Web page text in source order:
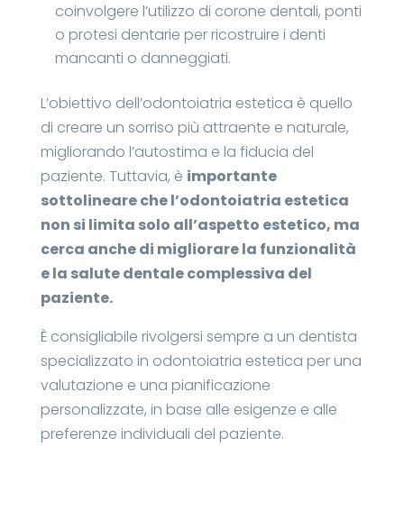
coinvolgere l’utilizzo di corone dentali, ponti
o protesi dentarie per ricostruire i denti
mancanti o danneggiati.
L’obiettivo dell’odontoiatria estetica è quello
di creare un sorriso più attraente e naturale,
migliorando l’autostima e la fiducia del
paziente. Tuttavia, è importante
sottolineare che l’odontoiatria estetica
non si limita solo all’aspetto estetico, ma
cerca anche di migliorare la funzionalità
e la salute dentale complessiva del
paziente.
È consigliabile rivolgersi sempre a un dentista
specializzato in odontoiatria estetica per una
valutazione e una pianificazione
personalizzate, in base alle esigenze e alle
preferenze individuali del paziente.